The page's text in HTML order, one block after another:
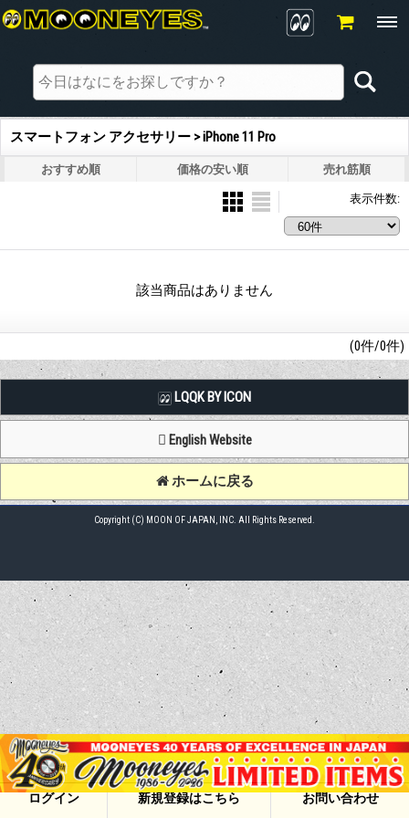
ログイン 新規登録はこちら お問い合わせ
スマートフォン アクセサリー > iPhone 11 Pro
おすすめ順 価格の安い順 売れ筋順
表示件数:
該当商品はありません
(0件/0件)
LQQK BY ICON
English Website
ホームに戻る
Copyright (C) MOON OF JAPAN, INC. All Rights Reserved.